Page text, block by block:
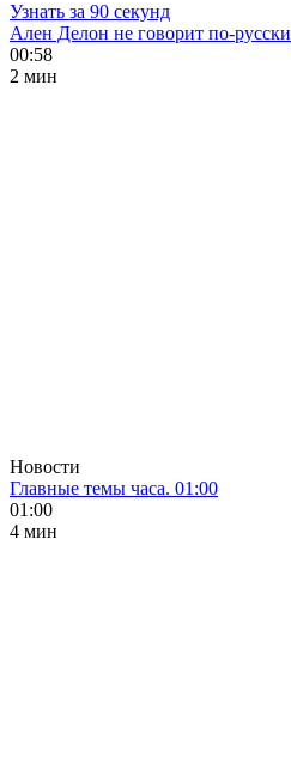
Узнать за 90 секунд
Ален Делон не говорит по-русски
00:58
2 мин
Новости
Главные темы часа. 01:00
01:00
4 мин